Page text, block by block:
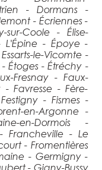
- Dormans -
- Écriennes -
sur-Coole - Élise-
- Époye -
le-Vicomte -
- Étoges - Étréchy -
Fresnay - Faux-
- Favresse - Fère-
- Fismes -
en-Argonne -
en-Dormois -
Francheville - Le
- Fromentières
- Germigny -
- Gigny-Bussy